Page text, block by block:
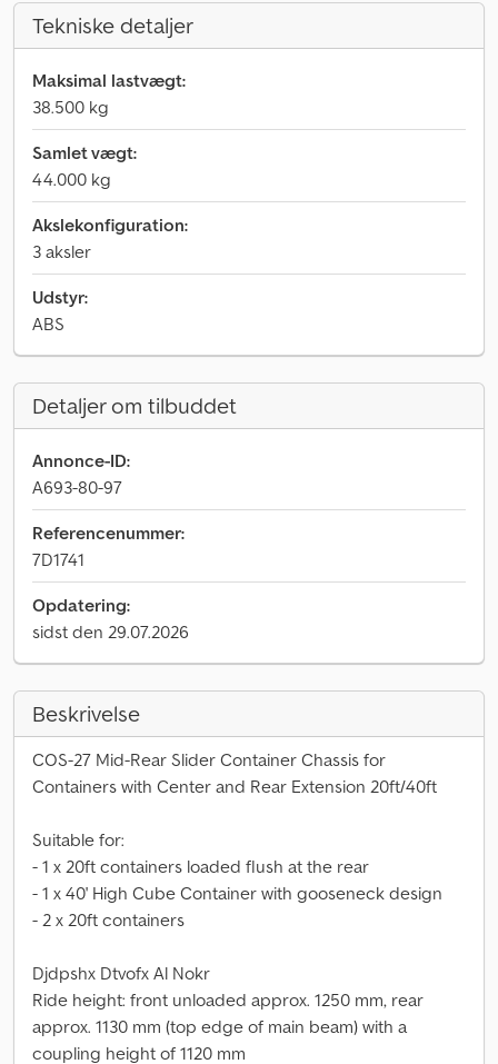
Tekniske detaljer
Maksimal lastvægt:
38.500 kg
Samlet vægt:
44.000 kg
Akslekonfiguration:
3 aksler
Udstyr:
ABS
Detaljer om tilbuddet
Annonce-ID:
A693-80-97
Referencenummer:
7D1741
Opdatering:
sidst den 29.07.2026
Beskrivelse
COS-27 Mid-Rear Slider Container Chassis for
Containers with Center and Rear Extension 20ft/40ft
Suitable for:
- 1 x 20ft containers loaded flush at the rear
- 1 x 40' High Cube Container with gooseneck design
- 2 x 20ft containers
Djdpshx Dtvofx Al Nokr
Ride height: front unloaded approx. 1250 mm, rear
approx. 1130 mm (top edge of main beam) with a
coupling height of 1120 mm